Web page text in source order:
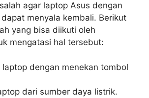
agar laptop Asus dengan
menyala kembali. Berikut
yang bisa diikuti oleh
mengatasi hal tersebut:
laptop dengan menekan tombol
dari sumber daya listrik.